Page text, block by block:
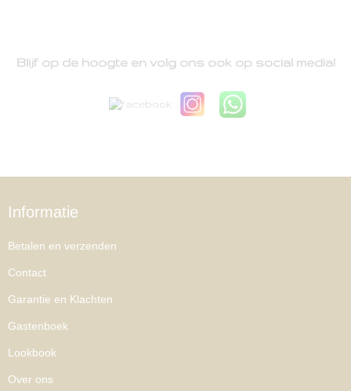
Blijf op de hoogte en volg ons ook op social media!
Informatie
Betalen en verzenden
Contact
Garantie en Klachten
Gastenboek
Lookbook
Over ons